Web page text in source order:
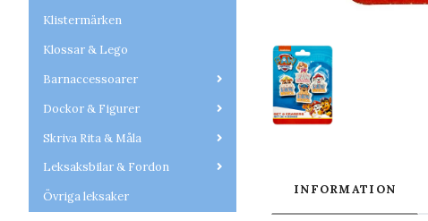
Klistermärken
Klossar & Lego
Barnaccessoarer
Dockor & Figurer
Skriva Rita & Måla
Leksaksbilar & Fordon
Övriga leksaker
INFORMATION